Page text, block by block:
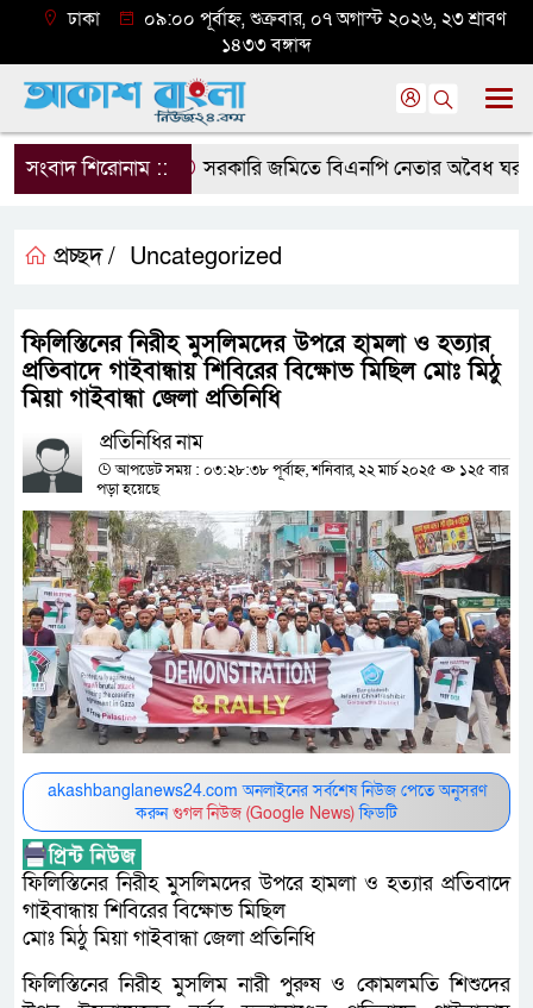
ঢাকা
০৯:০০ পূর্বাহ্ন, শুক্রবার, ০৭ অগাস্ট ২০২৬, ২৩ শ্রাবণ
১৪৩৩ বঙ্গাব্দ
সংবাদ শিরোনাম :: সরকারি জমিতে বিএনপি নেতার অবৈধ ঘর
প্রচ্ছদ / Uncategorized
ফিলিস্তিনের নিরীহ মুসলিমদের উপরে হামলা ও হত্যার
প্রতিবাদে গাইবান্ধায় শিবিরের বিক্ষোভ মিছিল মোঃ মিঠু
মিয়া গাইবান্ধা জেলা প্রতিনিধি
প্রতিনিধির নাম
আপডেট সময় : ০৩:২৮:৩৮ পূর্বাহ্ন, শনিবার, ২২ মার্চ ২০২৫
১২৫ বার
পড়া হয়েছে
akashbanglanews24.com অনলাইনের সর্বশেষ নিউজ পেতে অনুসরণ
করুনগুগল নিউজ (Google News)ফিডটি
ফিলিস্তিনের নিরীহ মুসলিমদের উপরে হামলা ও হত্যার প্রতিবাদে
গাইবান্ধায় শিবিরের বিক্ষোভ মিছিল
মোঃ মিঠু মিয়া গাইবান্ধা জেলা প্রতিনিধি
ফিলিস্তিনের নিরীহ মুসলিম নারী পুরুষ ও কোমলমতি শিশুদের